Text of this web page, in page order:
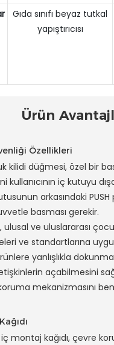
Gıda sınıfı beyaz tutkal
yapıştırıcısı
Ürün
Özellikleri
kilidi düğmesi, özel bir
kullanıcının iç kutuyu
arkasındaki
basması gerekir.
ulusal ve uluslararası
ve standartlarına
yanlışlıkla
açabilmesini
mekanizmasını
montaj kağıdı, çevre